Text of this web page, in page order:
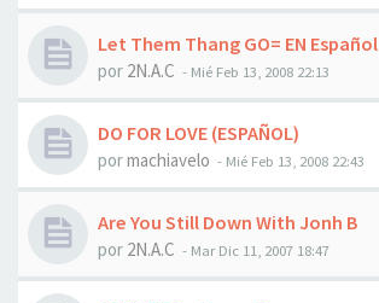
Let Them Thang GO= EN Español
por 2N.A.C - Mié Feb 13, 2008 22:13
DO FOR LOVE (ESPAÑOL)
pormachiavelo - Mié Feb 13, 2008 22:43
Are You Still Down With Jonh B
por 2N.A.C - Mar Dic 11, 2007 18:47